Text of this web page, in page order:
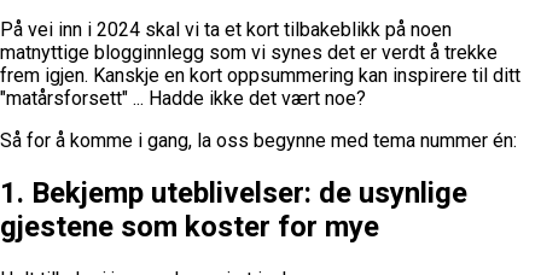
På vei inn i 2024 skal vi ta et kort tilbakeblikk på noen
matnyttige blogginnlegg som vi synes det er verdt å trekke
frem igjen. Kanskje en kort oppsummering kan inspirere til ditt
"matårsforsett" ... Hadde ikke det vært noe?
Så for å komme i gang, la oss begynne med tema nummer én:
1. Bekjemp uteblivelser: de usynlige
gjestene som koster for mye